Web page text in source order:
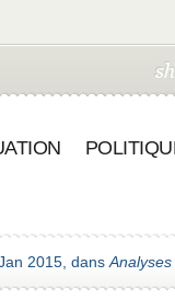
Jan 2015, dans Analyses